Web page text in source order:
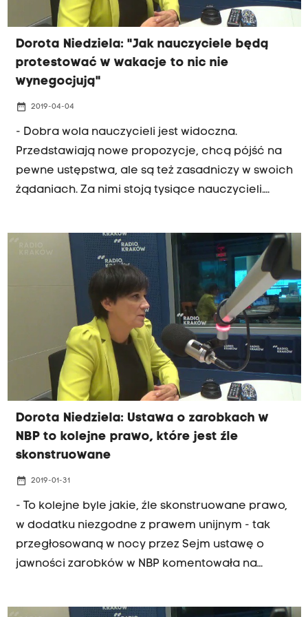
oświadczyła, że prosili o to nie tylko posłowie
Prawa i Sprawiedliwości, ale także niektórzy
posłowie opozycji. Nie chciała jednak ujawnić
żadnych nazwisk.
Dorota Niedziela: "Jak nauczyciele będą
protestować w wakacje to nic nie
wynegocjują"
date_range 2019-04-04
- Dobra wola nauczycieli jest widoczna.
Przedstawiają nowe propozycje, chcą pójść na
pewne ustępstwa, ale są też zasadniczy w swoich
żądaniach. Za nimi stoją tysiące nauczycieli.
posłanka Platformy Obywatelskiej, kandydatka
Koalicji Europejskiej do Europarlamentu. "Jeśli
chodzi o strajk w szkołach to trudna decyzja, bo
dotyczy dzieci, ale kiedy mają protestować? W
wakacje?" - pytała posłanka Niedziela.
Dorota Niedziela: Ustawa o zarobkach w
NBP to kolejne prawo, które jest źle
skonstruowane
date_range 2019-01-31
- To kolejne byle jakie, źle skonstruowane prawo,
w dodatku niezgodne z prawem unijnym - tak
przegłosowaną w nocy przez Sejm ustawę o
jawności zarobków w NBP komentowała na